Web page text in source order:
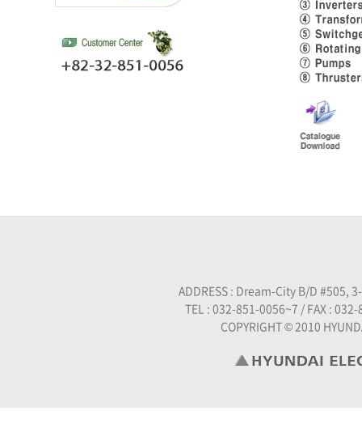
ADDRESS : Dream-City B/D #505,
TEL : 032-851-0056~7 / FAX :
COPYRIGHT © 2010